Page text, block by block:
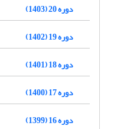
دوره 20 (1403)
دوره 19 (1402)
دوره 18 (1401)
دوره 17 (1400)
دوره 16 (1399)